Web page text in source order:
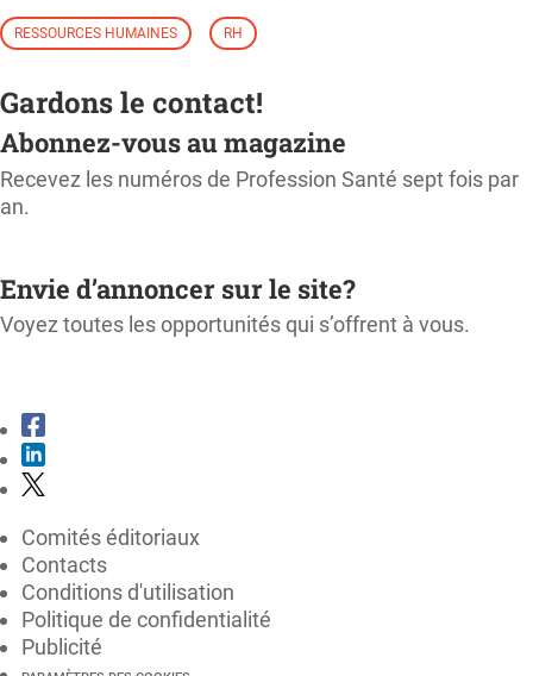
RESSOURCES HUMAINES RH
Gardons le contact!
Abonnez-vous au magazine
Recevez les numéros de Profession Santé sept fois par
an.
Envie d’annoncer sur le site?
Voyez toutes les opportunités qui s’offrent à vous.
Comités éditoriaux
Contacts
Conditions d'utilisation
Politique de confidentialité
Publicité